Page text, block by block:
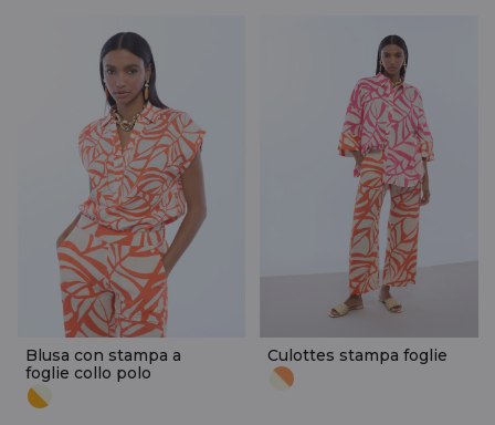
Blusa con stampa a
foglie collo polo
Culottes stampa foglie